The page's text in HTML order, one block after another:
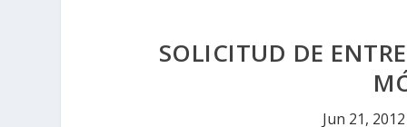
SOLICITUD DE
Jun 21, 2012